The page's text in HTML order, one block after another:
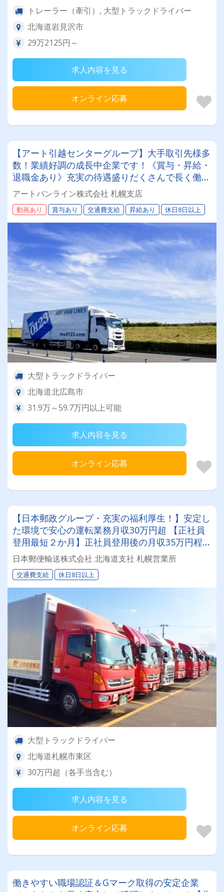
トレーラー（牽引）, 大型トラックドライバー
北海道岩見沢市
29万2125円～
求人内容を見る
オンライン応募
【アート引越センターグループ】大手取引先様多
数！業績好調の成長中企業です！《賞与・昇給・
退職金あり》充実の待遇盛りだくさんで長く働け
ます！《大型ドライバー》★未経験ＯＫ★仕事と
プライベートの両立が叶う環境です♪【紹介者制
度あり！】
アートバンライン株式会社 札幌支店
動画あり 賞与あり 交通費支給 昇給あり 休日8日以上
大型トラックドライバー
北海道北広島市
31.9万～59.7万円以上可能
求人内容を見る
オンライン応募
【日本郵政グループ・充実の福利厚生！】安定し
た環境で安心の運転業務月収30万円超 【正社員
登用最短２か月】正社員登用後の月収35万円程
度！
日本郵便輸送株式会社 北海道支社 札幌営業所
交通費支給 休日8日以上
大型トラックドライバー
北海道札幌市東区
30万円超（各手当含む）
求人内容を見る
オンライン応募
働きやすい職場認証＆Gマーク取得の安定企業